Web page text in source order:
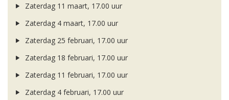
Zaterdag 11 maart, 17.00 uur
Zaterdag 4 maart, 17.00 uur
Zaterdag 25 februari, 17.00 uur
Zaterdag 18 februari, 17.00 uur
Zaterdag 11 februari, 17.00 uur
Zaterdag 4 februari, 17.00 uur